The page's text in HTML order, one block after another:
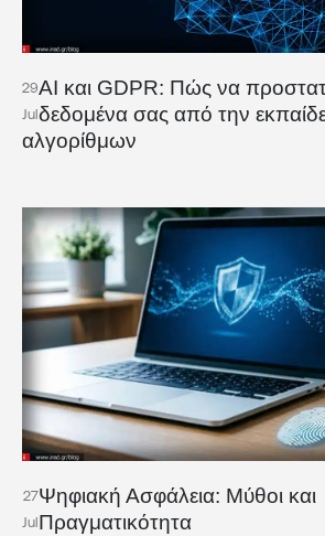
29
Jul
AI και GDPR: Πώς να
δεδομένα σας από την
αλγορίθμων
27
Jul
Ψηφιακή Ασφάλεια: Μύθοι και
Πραγματικότητα